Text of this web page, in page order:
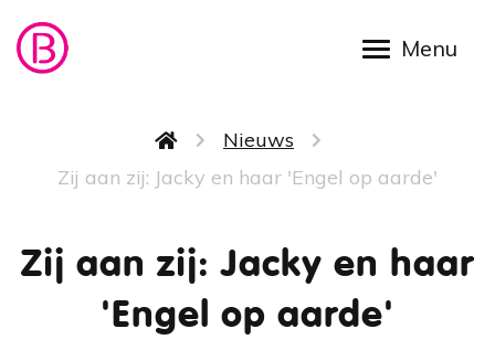
Overslaan en naar de inhoud gaan
Kruimelpad
Nieuws
Zij aan zij: Jacky en haar 'Engel op aarde'
Zij aan zij: Jacky en haar
'Engel op aarde'